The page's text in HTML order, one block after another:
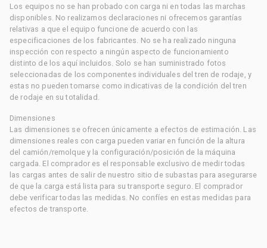
Los equipos no se han probado con carga ni en todas las marchas
disponibles. No realizamos declaraciones ni ofrecemos garantías
relativas a que el equipo funcione de acuerdo con las
especificaciones de los fabricantes. No se ha realizado ninguna
inspección con respecto a ningún aspecto de funcionamiento
distinto de los aquí incluidos. Solo se han suministrado fotos
seleccionadas de los componentes individuales del tren de rodaje, y
estas no pueden tomarse como indicativas de la condición del tren
de rodaje en su totalidad.
Dimensiones
Las dimensiones se ofrecen únicamente a efectos de estimación. Las
dimensiones reales con carga pueden variar en función de la altura
del camión/remolque y la configuración/posición de la máquina
cargada. El comprador es el responsable exclusivo de medir todas
las cargas antes de salir de nuestro sitio de subastas para asegurarse
de que la carga está lista para su transporte seguro. El comprador
debe verificar todas las medidas. No confíes en estas medidas para
efectos de transporte.